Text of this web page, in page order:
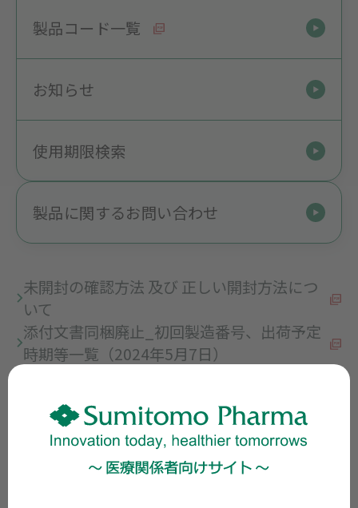
製品コード一覧
お知らせ
使用期限検索
製品に関するお問い合わせ
未開封の確認方法 及び 正しい開封方法につ
いて
添付文書同梱廃止_初回製造番号、出荷予定
時期等一覧（2024年5月7日）
（2026年4月15日更新）
後発医薬品の製造販売承認書と製造方法及び
試験方法の実態の整合性に係る点検結果
（2024年11月1日更新）